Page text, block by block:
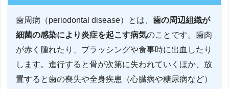
歯周病（periodontal disease）とは、 歯の周辺組織が
細菌の感染により炎症を起こす病気のことです。歯肉
が赤く腫れたり、ブラッシングや食事時に出血したり
します。進行すると骨が次第に失われていくほか、放
置すると歯の喪失や全身疾患（心臓病や糖尿病など）